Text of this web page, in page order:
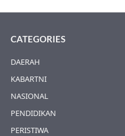
CATEGORIES
DAERAH
KABARTNI
NASIONAL
PENDIDIKAN
PERISTIWA